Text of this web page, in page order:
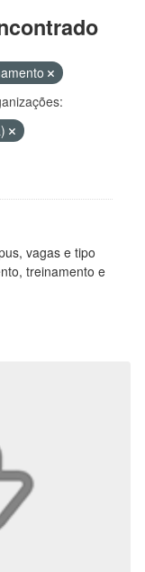
vagas e tipo
treinamento e